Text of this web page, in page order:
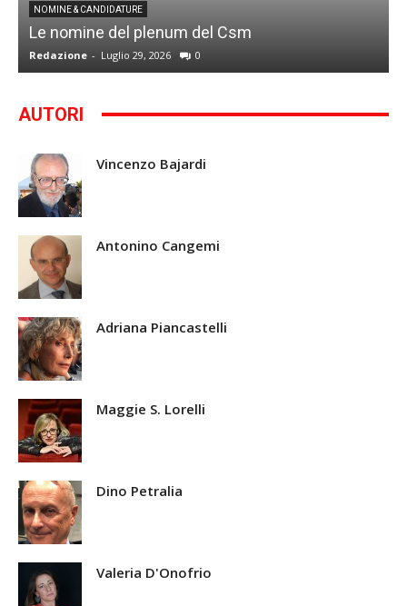
NOMINE & CANDIDATURE
Le nomine del plenum del Csm
Redazione - Luglio 29, 2026 0
AUTORI
Vincenzo Bajardi
Antonino Cangemi
Adriana Piancastelli
Maggie S. Lorelli
Dino Petralia
Valeria D'Onofrio